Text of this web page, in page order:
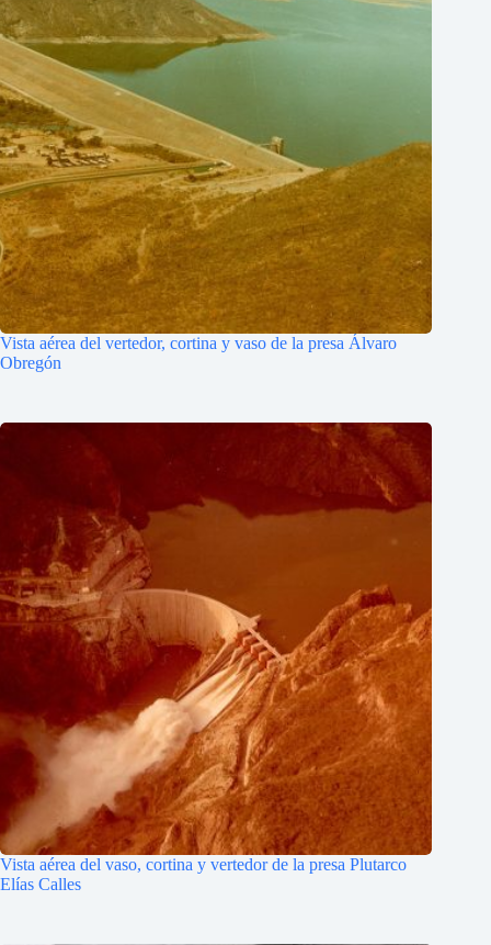
Vista aérea del vertedor, cortina y vaso de la presa Álvaro
Obregón
Vista aérea del vaso, cortina y vertedor de la presa Plutarco
Elías Calles